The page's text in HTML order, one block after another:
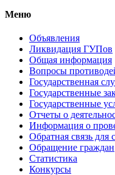
Меню
Объявления
Ликвидация ГУПов
Общая информация
Вопросы
Государственная
Государственные
Государственные
Отчеты о
Информация о
Обратная связь
Обращение граждан
Статистика
Конкурсы